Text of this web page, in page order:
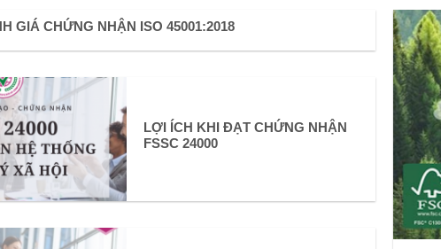
GIÁ CHỨNG NHẬN ISO 45001:2018
LỢI ÍCH KHI ĐẠT CHỨNG NHẬN
FSSC 24000